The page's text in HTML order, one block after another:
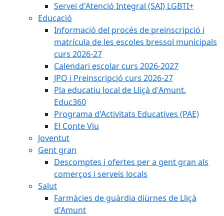
Servei d'Atenció Integral (SAI) LGBTI+
Educació
Informació del procés de preinscripció i
matrícula de les escoles bressol municipals
curs 2026-27
Calendari escolar curs 2026-2027
JPO i Preinscripció curs 2026-27
Pla educatiu local de Lliçà d'Amunt.
Educ360
Programa d'Activitats Educatives (PAE)
El Conte Viu
Joventut
Gent gran
Descomptes i ofertes per a gent gran als
comerços i serveis locals
Salut
Farmàcies de guàrdia diürnes de Lliçà
d'Amunt